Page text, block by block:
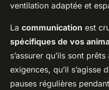
ventilation adaptée et
La communication est
spécifiques de vos
s’assurer qu’ils sont
exigences, qu’il s’agisse
pauses régulières